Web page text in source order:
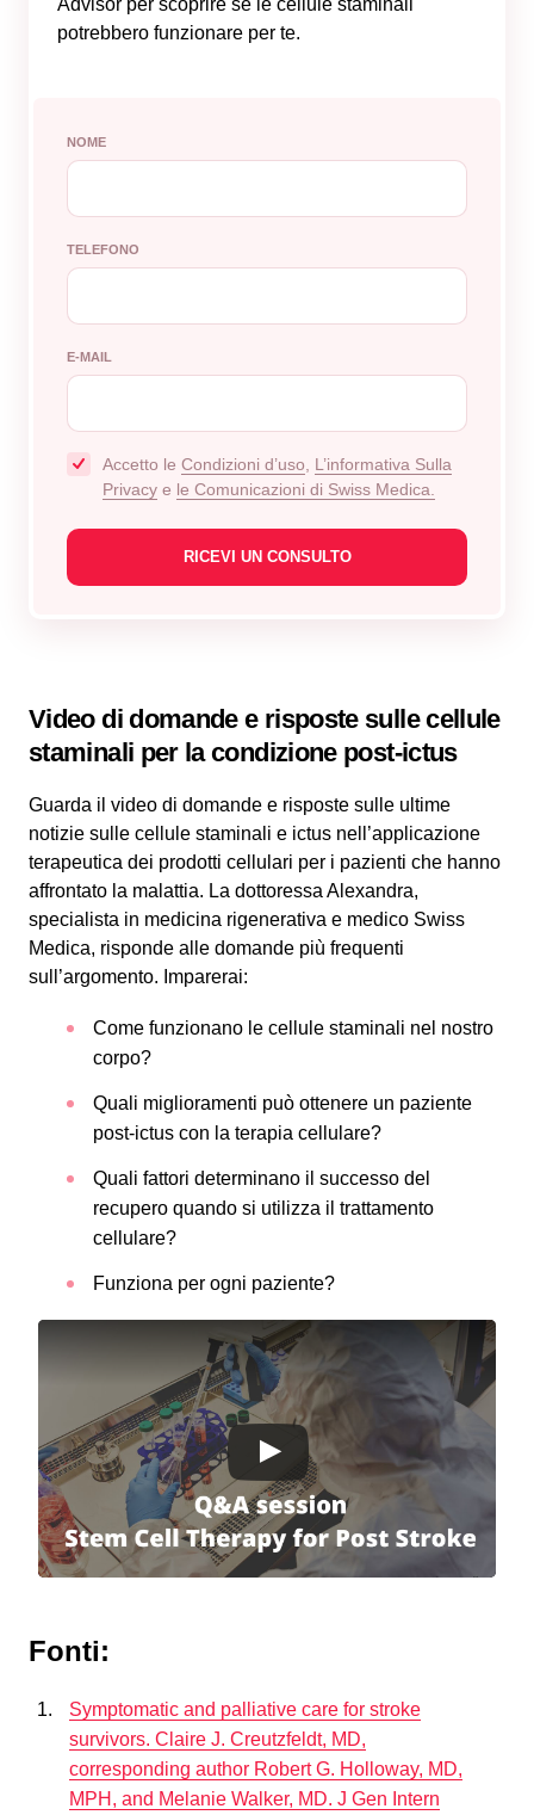
Advisor per scoprire se le cellule staminali
potrebbero funzionare per te.
NOME
TELEFONO
E-MAIL
Accetto le Сondizioni d’uso
L’informativa Sulla
Privacy e le Comunicazioni di Swiss Medica.
Video di domande e risposte sulle cellule
staminali per la condizione post-ictus
Guarda il video di domande e risposte sulle ultime
notizie sulle cellule staminali e ictus nell’applicazione
terapeutica dei prodotti cellulari per i pazienti che hanno
affrontato la malattia. La dottoressa Alexandra,
specialista in medicina rigenerativa e medico Swiss
Medica, risponde alle domande più frequenti
sull’argomento. Imparerai:
Come funzionano le cellule staminali nel nostro
corpo?
Quali miglioramenti può ottenere un paziente
post-ictus con la terapia cellulare?
Quali fattori determinano il successo del
recupero quando si utilizza il trattamento
cellulare?
Funziona per ogni paziente?
Fonti:
Symptomatic and palliative care for stroke
survivors. Claire J. Creutzfeldt, MD,
corresponding author Robert G. Holloway, MD,
MPH, and Melanie Walker, MD. J Gen Intern